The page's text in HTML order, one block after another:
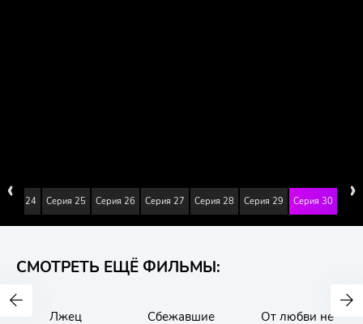
‹ 24 Серия 25 Серия 26 Серия 27 Серия 28 Серия 29 Серия 30 ›
СМОТРЕТЬ ЕЩЁ ФИЛЬМЫ:
Лжец Сбежавшие От любви не